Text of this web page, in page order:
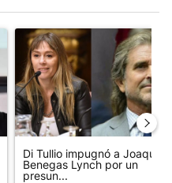
más comentarios en los
""Si no está de acuerdo
Un artículo de tendencia con
Di Tullio impugnó a Joaquín
Benegas Lynch por un
presun...